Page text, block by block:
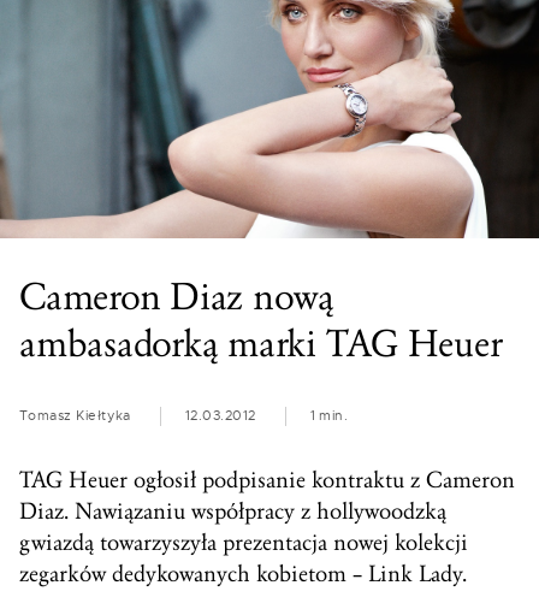
Cameron Diaz nową
ambasadorką marki TAG Heuer
Tomasz Kiełtyka 12.03.2012 1 min.
TAG Heuer ogłosił podpisanie kontraktu z Cameron
Diaz. Nawiązaniu współpracy z hollywoodzką
gwiazdą towarzyszyła prezentacja nowej kolekcji
zegarków dedykowanych kobietom – Link Lady.